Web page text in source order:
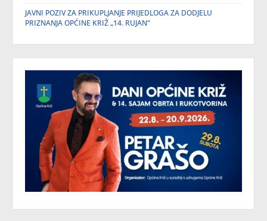
JAVNI POZIV ZA PRIKUPLJANJE PRIJEDLOGA ZA DODJELU
PRIZNANJA OPĆINE KRIŽ „14. RUJAN“